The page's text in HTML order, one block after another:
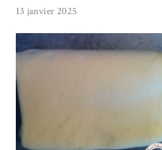
13 janvier 2025